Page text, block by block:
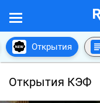
Открытия
Открытия КЭФ